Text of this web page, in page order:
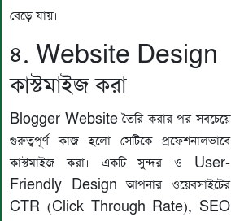
বেড়ে যায়।
৪. Website Design
কাস্টমাইজ করা
Blogger Website তৈরি করার পর সবচেয়ে
গুরুত্বপূর্ণ কাজ হলো সেটিকে প্রফেশনালভাবে
কাস্টমাইজ করা। একটি সুন্দর ও User-
Friendly Design আপনার ওয়েবসাইটের
CTR (Click Through Rate), SEO